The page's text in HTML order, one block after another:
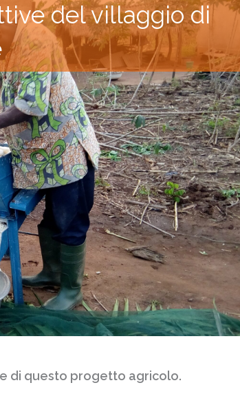
del villaggio di
di questo progetto agricolo.